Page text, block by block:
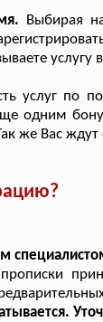
Выбирая
услугу
услуг по
одним
же Вас